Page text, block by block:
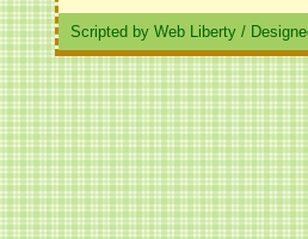
Scripted by Web Liberty /